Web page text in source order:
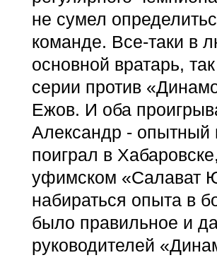
не сумел
команде. Все-таки в
основной вратарь,
серии против
Ежов. И оба
Александр - опытный
поиграл в
уфимском «Салават
набираться опыта в
было правильное и
руководителей